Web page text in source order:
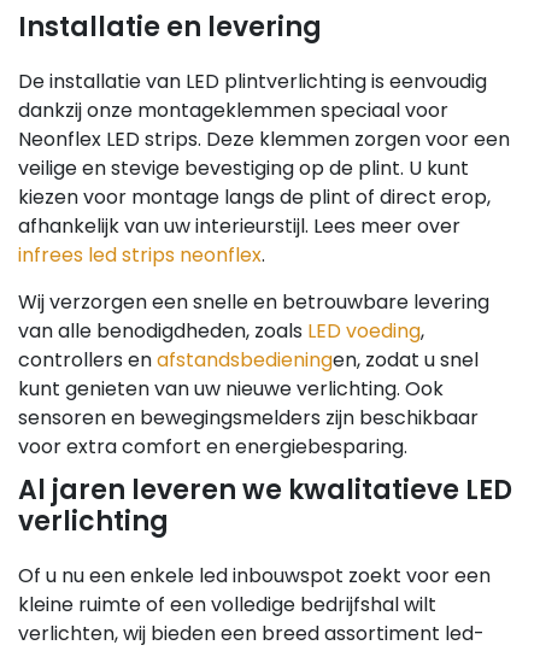
Installatie en levering
De installatie van LED plintverlichting is eenvoudig
dankzij onze montageklemmen speciaal voor
Neonflex LED strips. Deze klemmen zorgen voor een
veilige en stevige bevestiging op de plint. U kunt
kiezen voor montage langs de plint of direct erop,
afhankelijk van uw interieurstijl. Lees meer over
infrees led strips neonflex.
Wij verzorgen een snelle en betrouwbare levering
van alle benodigdheden, zoals LED voeding,
controllers enafstandsbedieningen, zodat u snel
kunt genieten van uw nieuwe verlichting. Ook
sensoren en bewegingsmelders zijn beschikbaar
voor extra comfort en energiebesparing.
Al jaren leveren we kwalitatieve LED
verlichting
Of u nu een enkele led inbouwspot zoekt voor een
kleine ruimte of een volledige bedrijfshal wilt
verlichten, wij bieden een breed assortiment led-